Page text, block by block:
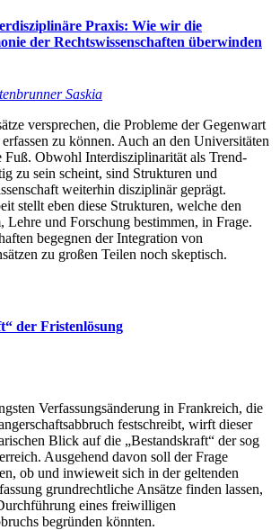
Praxis: Wie wir die
der Rechtswissenschaften überwinden
Saskia
versprechen, die Probleme der Gegenwart
zu können. Auch an den Universitäten
Fuß. Obwohl Interdisziplinarität als Trend-
zu sein scheint, sind Strukturen und
weiterhin disziplinär geprägt.
stellt eben diese Strukturen, welche den
und Forschung bestimmen, in Frage.
begegnen der Integration von
zu großen Teilen noch skeptisch.
der Fristenlösung
Verfassungsänderung in Frankreich, die
festschreibt, wirft dieser
Blick auf die „Bestandskraft“ der sog
Ausgehend davon soll der Frage
ob und inwieweit sich in der geltenden
grundrechtliche Ansätze finden lassen,
eines freiwilligen
begründen könnten.